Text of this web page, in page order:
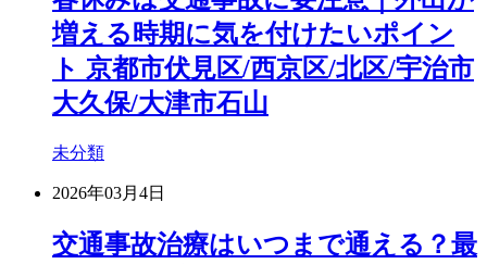
増える時期に気を付けたいポイン
ト 京都市伏見区/西京区/北区/宇治市
大久保/大津市石山
未分類
2026年03月4日
交通事故治療はいつまで通える？最